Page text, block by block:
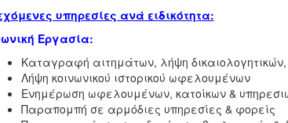
υπηρεσίες ανά ειδικότητα:
Εργασία:
Καταγραφή αιτημάτων, λήψη
Λήψη κοινωνικού ιστορικού ωφελουμένων
Ενημέρωση ωφελουμένων, κατοίκων &
Παραπομπή σε αρμόδιες υπηρεσίες & φορείς